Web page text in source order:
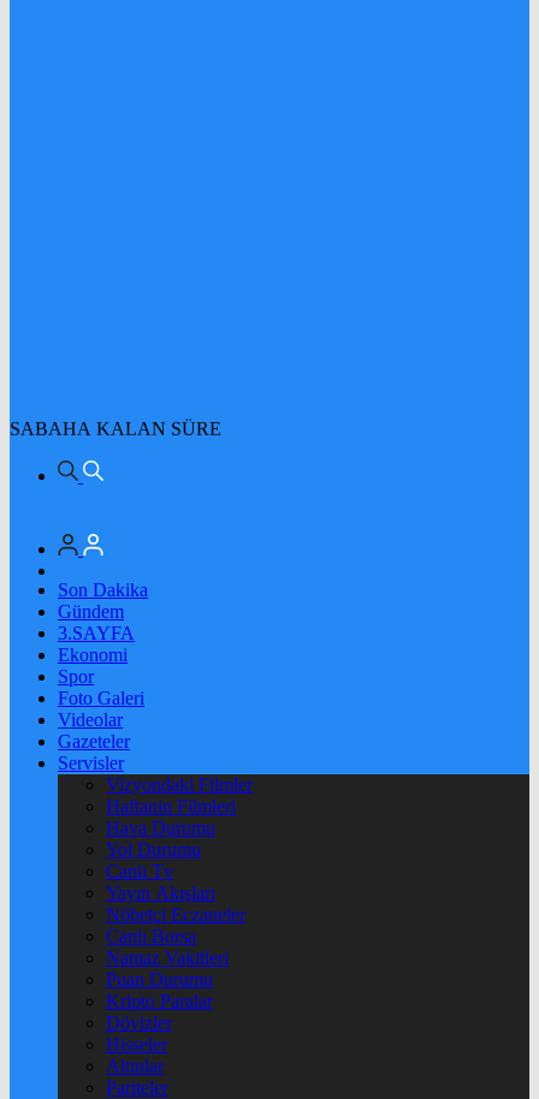
SABAHA KALAN SÜRE
Son Dakika
Gündem
3.SAYFA
Ekonomi
Spor
Foto Galeri
Videolar
Gazeteler
Servisler
Vizyondaki Filmler
Haftanin Filmleri
Hava Durumu
Yol Durumu
Canlı Tv
Yayın Akışları
Nöbetçi Eczaneler
Canlı Borsa
Namaz Vakitleri
Puan Durumu
Kripto Paralar
Dövizler
Hisseler
Altınlar
Pariteler